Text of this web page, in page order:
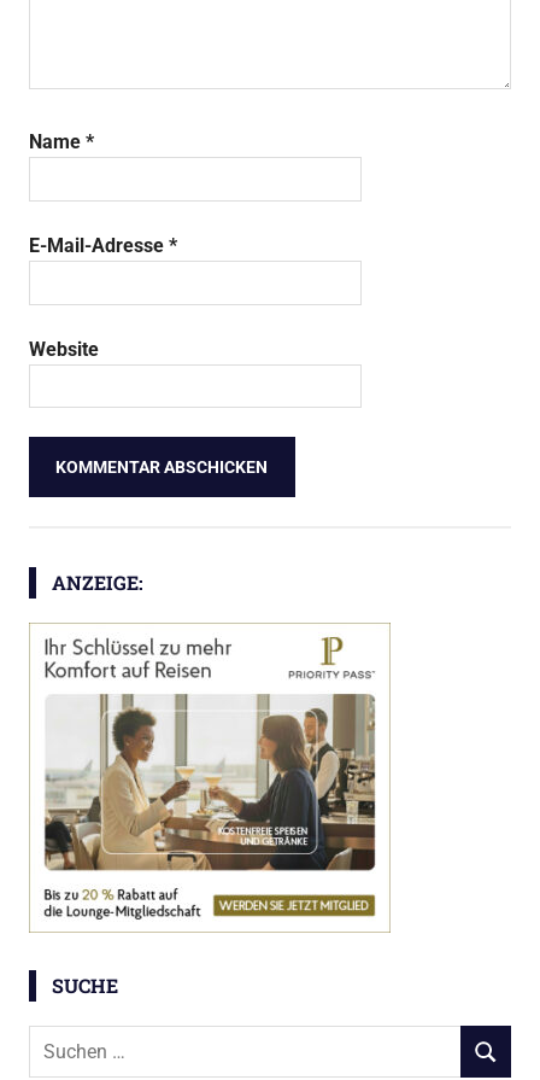
Name *
E-Mail-Adresse *
Website
ANZEIGE:
SUCHE
Suchen
SUCHEN